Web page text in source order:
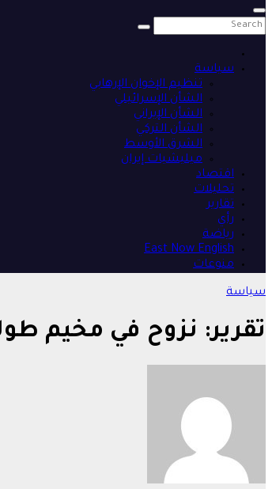
سياسة
تنظيم الإخوان الإرهابي
الشأن الإسرائيلي
الشأن الإيراني
الشأن التركي
الشرق الأوسط
ميليشيات إيران
اقتصاد
تحليلات
تقارير
رأي
رياضة
East Now English
منوعات
سياسة
تقرير: نزوح في مخيم